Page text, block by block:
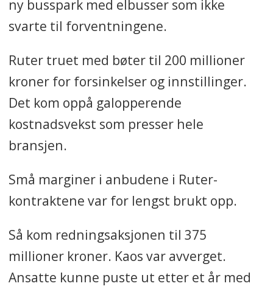
ny busspark med elbusser som ikke
svarte til forventningene.
Ruter truet med bøter til 200 millioner
kroner for forsinkelser og innstillinger.
Det kom oppå galopperende
kostnadsvekst som presser hele
bransjen.
Små marginer i anbudene i Ruter-
kontraktene var for lengst brukt opp.
Så kom redningsaksjonen til 375
millioner kroner. Kaos var avverget.
Ansatte kunne puste ut etter et år med